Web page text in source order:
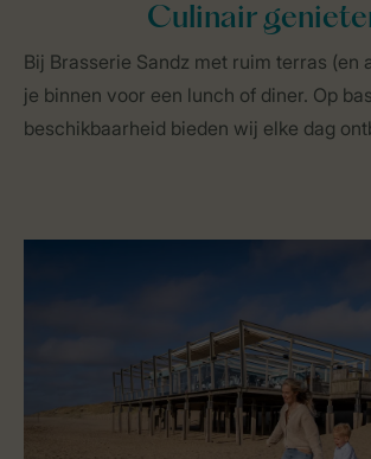
Culinair
Bij Brasserie Sandz met ruim terras (en
je binnen voor een lunch of diner. Op
beschikbaarheid bieden wij elke dag